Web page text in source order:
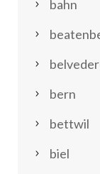
bahn
bern
bettwil
biel